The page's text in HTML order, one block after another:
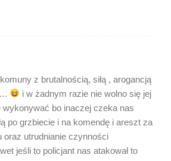
z brutalnością, siłą , arogancją
i w żadnym razie nie wolno się jej
wykonywać bo inaczej czeka nas
po grzbiecie i na komendę i areszt za
oraz utrudnianie czynności
jeśli to policjant nas atakował to